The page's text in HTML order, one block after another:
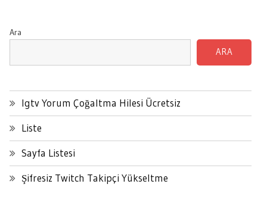
Ara
ARA
Igtv Yorum Çoğaltma Hilesi Ücretsiz
Liste
Sayfa Listesi
Şifresiz Twitch Takipçi Yükseltme